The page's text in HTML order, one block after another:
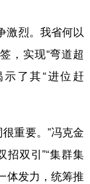
烈。我省何以
，实现“弯道超
了其“进位赶
重要。”冯克金
招双引”“集群集
体发力，统筹推